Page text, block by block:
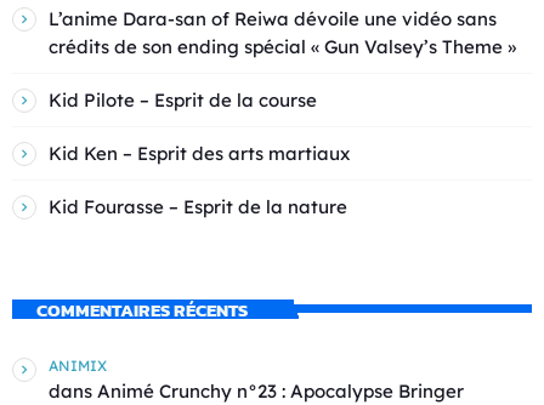
L’anime Dara-san of Reiwa dévoile une vidéo sans
crédits de son ending spécial « Gun Valsey’s Theme »
Kid Pilote – Esprit de la course
Kid Ken – Esprit des arts martiaux
Kid Fourasse – Esprit de la nature
COMMENTAIRES RÉCENTS
ANIMIX
dans Animé Crunchy n°23 : Apocalypse Bringer